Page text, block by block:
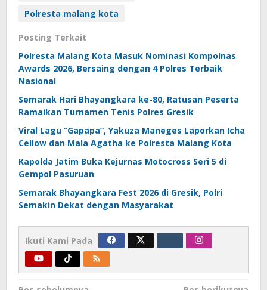
Polresta malang kota
Posting Terkait
Polresta Malang Kota Masuk Nominasi Kompolnas
Awards 2026, Bersaing dengan 4 Polres Terbaik
Nasional
Semarak Hari Bhayangkara ke-80, Ratusan Peserta
Ramaikan Turnamen Tenis Polres Gresik
Viral Lagu “Gapapa”, Yakuza Maneges Laporkan Icha
Cellow dan Mala Agatha ke Polresta Malang Kota
Kapolda Jatim Buka Kejurnas Motocross Seri 5 di
Gempol Pasuruan
Semarak Bhayangkara Fest 2026 di Gresik, Polri
Semakin Dekat dengan Masyarakat
Ikuti Kami Pada